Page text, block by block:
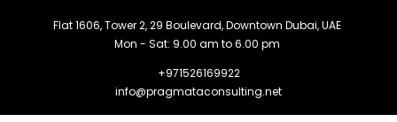
Flat 1606, Tower 2, 29 Boulevard, Downtown Dubai, UAE
Mon - Sat: 9.00 am to 6.00 pm
+971526169922
info@pragmataconsulting.net